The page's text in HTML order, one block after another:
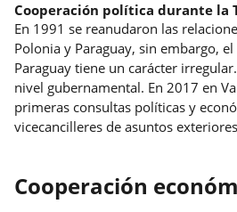
Cooperación política durante la
En 1991 se reanudaron las
Polonia y Paraguay, sin embargo,
Paraguay tiene un carácter
nivel gubernamental. En 2017 en
primeras consultas políticas y
vicecancilleres de asuntos exteriores
Cooperación